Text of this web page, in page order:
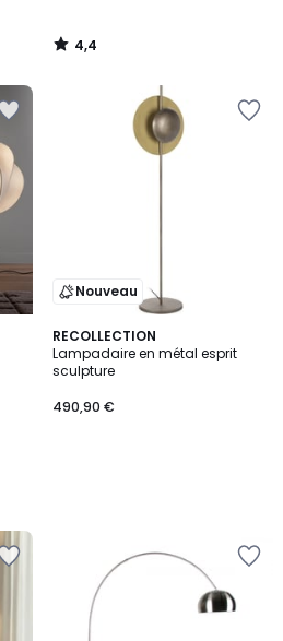
4,4
/
Nouveau
RECOLLECTION
Lampadaire en métal esprit
sculpture
490,90 €